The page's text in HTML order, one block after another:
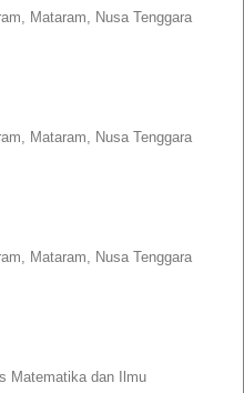
Mataram, Nusa Tenggara
Mataram, Nusa Tenggara
Mataram, Nusa Tenggara
Matematika dan Ilmu